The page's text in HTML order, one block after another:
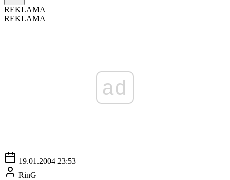
REKLAMA
REKLAMA
ad
19.01.2004 23:53
RinG